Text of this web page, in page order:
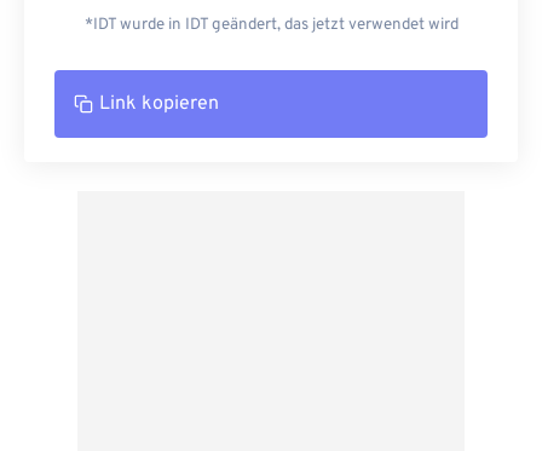
*IDT wurde in IDT geändert, das jetzt verwendet wird
Link kopieren